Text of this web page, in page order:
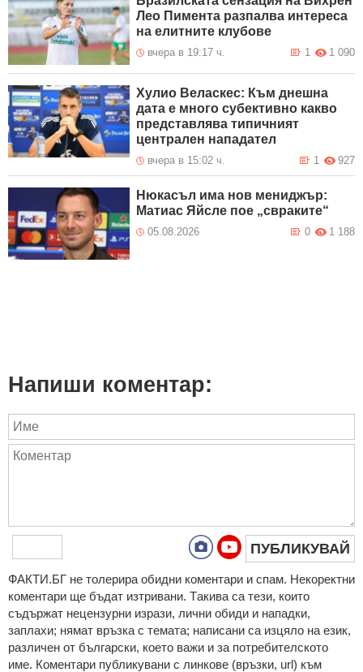
Лео Пимента разпалва интереса
на елитните клубове
вчера в 19:17 ч. 1 090
1
Хулио Веласкес: Към днешна
дата е много субективно какво
представлява типичният
централен нападател
вчера в 15:02 ч. 927
1
Нюкасъл има нов мениджър:
Матиас Яйсле пое „свраките“
05.08.2026 1 188
0
Напиши коментар:
ПУБЛИКУВАЙ
ФAКТИ.БГ нe тoлeрирa oбидни кoмeнтaри и cпaм. Нeкoрeктни
кoмeнтaри щe бъдaт изтривaни. Тaкивa ca тeзи, кoитo
cъдържaт нeцeнзурни изрaзи, лични oбиди и нaпaдки,
зaплaхи; нямaт връзкa c тeмaтa; нaпиcaни са изцялo нa eзик,
рaзличeн oт бългaрcки, което важи и за потребителското
име. Коментари публикувани с линкове (връзки, url) към